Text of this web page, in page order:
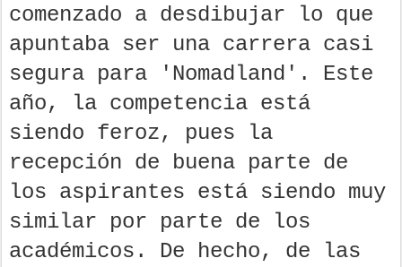
comenzado a desdibujar lo que
apuntaba ser una carrera casi
segura para 'Nomadland'. Este
año, la competencia está
siendo feroz, pues la
recepción de buena parte de
los aspirantes está siendo muy
similar por parte de los
académicos. De hecho, de las